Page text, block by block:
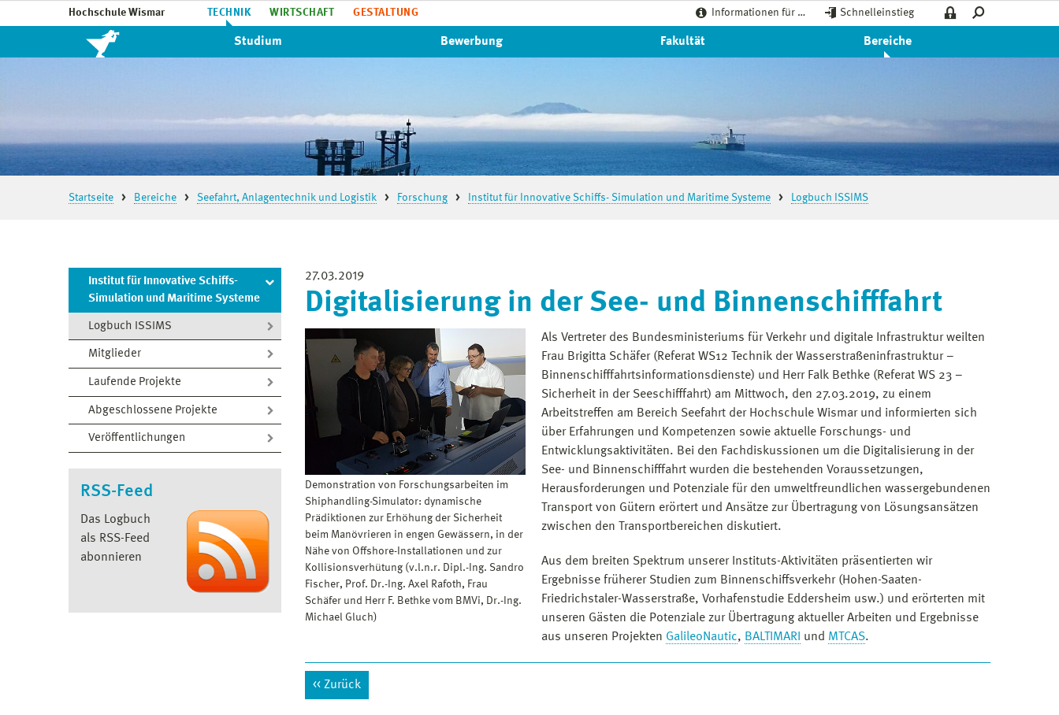
Hochschule Wismar TECHNIK WIRTSCHAFT GESTALTUNG Informationen für … Schnelleinstieg
Studium Bewerbung Fakultät Bereiche
Startseite Bereiche Seefahrt, Anlagentechnik und Logistik Forschung Institut für Innovative Schiffs- Simulation und Maritime Systeme Logbuch ISSIMS
Institut für Innovative Schiffs-
Simulation und Maritime Systeme
Logbuch ISSIMS
Mitglieder
Laufende Projekte
Abgeschlossene Projekte
Veröffentlichungen
RSS-Feed
Das Logbuch
als RSS-Feed
abonnieren
27.03.2019
Digitalisierung in der See- und Binnenschifffahrt
Demonstration von Forschungsarbeiten im
Shiphandling-Simulator: dynamische
Prädiktionen zur Erhöhung der Sicherheit
beim Manövrieren in engen Gewässern, in der
Nähe von Offshore-Installationen und zur
Kollisionsverhütung (v.l.n.r. Dipl.-Ing. Sandro
Fischer, Prof. Dr.-Ing. Axel Rafoth, Frau
Schäfer und Herr F. Bethke vom BMVi, Dr.-Ing.
Michael Gluch)
Als Vertreter des Bundesministeriums für Verkehr und digitale Infrastruktur weilten
Frau Brigitta Schäfer (Referat WS12 Technik der Wasserstraßeninfrastruktur –
Binnenschifffahrtsinformationsdienste) und Herr Falk Bethke (Referat WS 23 –
Sicherheit in der Seeschifffahrt) am Mittwoch, den 27.03.2019, zu einem
Arbeitstreffen am Bereich Seefahrt der Hochschule Wismar und informierten sich
über Erfahrungen und Kompetenzen sowie aktuelle Forschungs- und
Entwicklungsaktivitäten. Bei den Fachdiskussionen um die Digitalisierung in der
See- und Binnenschifffahrt wurden die bestehenden Voraussetzungen,
Herausforderungen und Potenziale für den umweltfreundlichen wassergebundenen
Transport von Gütern erörtert und Ansätze zur Übertragung von Lösungsansätzen
zwischen den Transportbereichen diskutiert.
Aus dem breiten Spektrum unserer Instituts-Aktivitäten präsentierten wir
Ergebnisse früherer Studien zum Binnenschiffsverkehr (Hohen-Saaten-
Friedrichstaler-Wasserstraße, Vorhafenstudie Eddersheim usw.) und erörterten mit
unseren Gästen die Potenziale zur Übertragung aktueller Arbeiten und Ergebnisse
aus unseren Projekten GalileoNautic, BALTIMARI und MTCAS.
Zurück